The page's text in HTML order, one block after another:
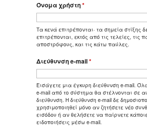
Όνομα χρήστη*
Τα κενά επιτρέπονται· τα σημεία στίξης
επιτρέπονται, εκτός από τις τελείες, τις
αποστρόφους, και τις κάτω παύλες.
Διεύθυνση e-mail*
Εισάγετε μια έγκυρη διεύθυνση e-mail.
e-mail από το σύστημα θα στέλνονται σε
διεύθυνση. Η διεύθυνση e-mail δε
χρησιμοποιηθεί μόνο αν ζητήσετε νέο
εισόδου ή αν θελήσετε να παίρνετε
ειδοποιήσεις μέσω e-mail.